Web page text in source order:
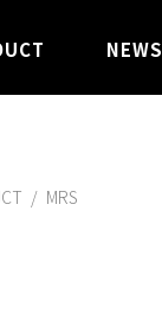
NEWS
MRS